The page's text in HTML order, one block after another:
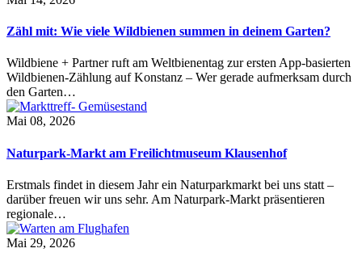
Zähl mit: Wie viele Wildbienen summen in deinem Garten?
Wildbiene + Partner ruft am Weltbienentag zur ersten App-basierten
Wildbienen-Zählung auf Konstanz – Wer gerade aufmerksam durch
den Garten…
Mai 08, 2026
Naturpark-Markt am Freilichtmuseum Klausenhof
Erstmals findet in diesem Jahr ein Naturparkmarkt bei uns statt –
darüber freuen wir uns sehr. Am Naturpark-Markt präsentieren
regionale…
Mai 29, 2026